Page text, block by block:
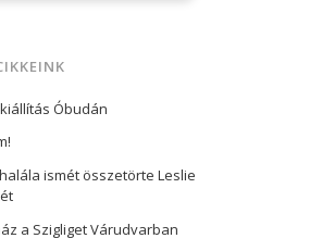
Óbudán
ismét összetörte Leslie
a Szigliget Várudvarban